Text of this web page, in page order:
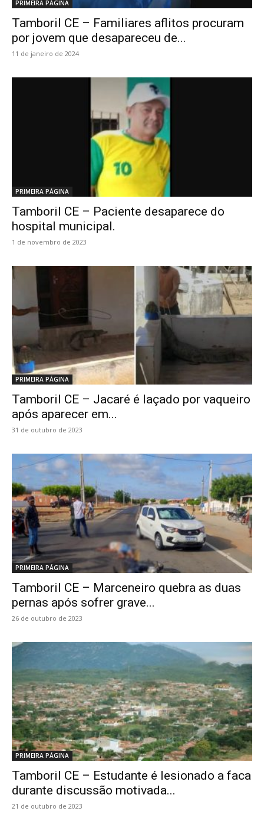
PRIMEIRA PÁGINA
Tamboril CE – Familiares aflitos procuram
por jovem que desapareceu de...
11 de janeiro de 2024
PRIMEIRA PÁGINA
Tamboril CE – Paciente desaparece do
hospital municipal.
1 de novembro de 2023
PRIMEIRA PÁGINA
Tamboril CE – Jacaré é laçado por vaqueiro
após aparecer em...
31 de outubro de 2023
PRIMEIRA PÁGINA
Tamboril CE – Marceneiro quebra as duas
pernas após sofrer grave...
26 de outubro de 2023
PRIMEIRA PÁGINA
Tamboril CE – Estudante é lesionado a faca
durante discussão motivada...
21 de outubro de 2023